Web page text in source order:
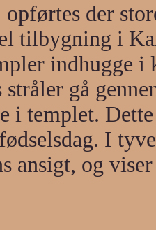
opførtes der
tilbygning i
indhugge
stråler gå
i templet.
I
ansigt, og